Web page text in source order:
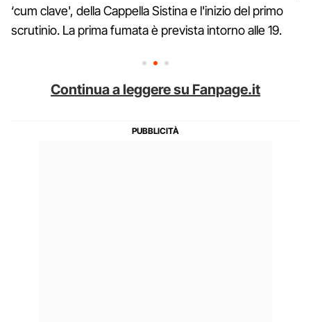
‘cum clave', della Cappella Sistina e l'inizio del primo
scrutinio. La prima fumata è prevista intorno alle 19.
Continua a leggere su Fanpage.it